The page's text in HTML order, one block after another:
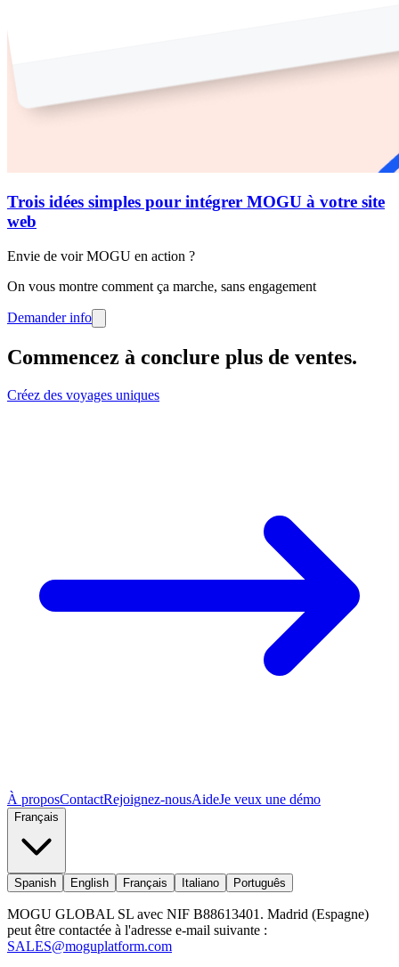
Trois idées simples pour intégrer MOGU à votre site
web
Envie de voir MOGU en action ?
On vous montre comment ça marche, sans engagement
Demander info
Commencez à conclure plus de ventes.
Créez des voyages uniques
À proposContactRejoignez-nousAideJe veux une démo
Français
Spanish English Français Italiano Português
MOGU GLOBAL SL avec NIF B88613401. Madrid (Espagne)
peut être contactée à l'adresse e-mail suivante :
SALES@moguplatform.com